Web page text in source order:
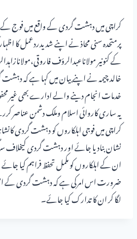
کراچی میں دہشت گردی کے واقع میں فوج
پرمتحدہ سنی محاذ نے اپنے شدیدردعمل کا
کے کنونیر مولاناعبدالرؤف
خالد چیمہ نے اپنے بیان میں کہا ہے کہ
خدمات انجام دینے والے ادارے بھی غیر
یہ ساری کاروائی اسلام وملک دشمن عناصر
کراچی میں فوجی اہلکاروں کو دہشت گردی
نشان بنادیا جائے اور دہشت گردی کیخلاف
ان کے اہلکاروں کو مکمل تحفظ فراہم کیا
ضرورت اس امرکی ہے کہ دہشت گردی کے
لگا کر ان کا تدارک کیا جائے۔